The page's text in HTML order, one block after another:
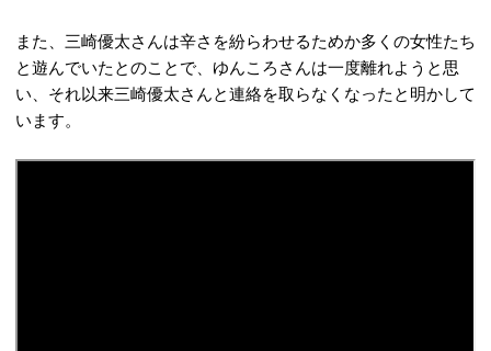
また、三崎優太さんは辛さを紛らわせるためか多くの女性たち
と遊んでいたとのことで、ゆんころさんは一度離れようと思
い、それ以来三崎優太さんと連絡を取らなくなったと明かして
います。